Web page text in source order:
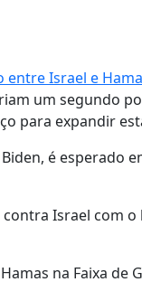
Israel e
um segundo
para expandir
é esperado
Israel com
na Faixa de